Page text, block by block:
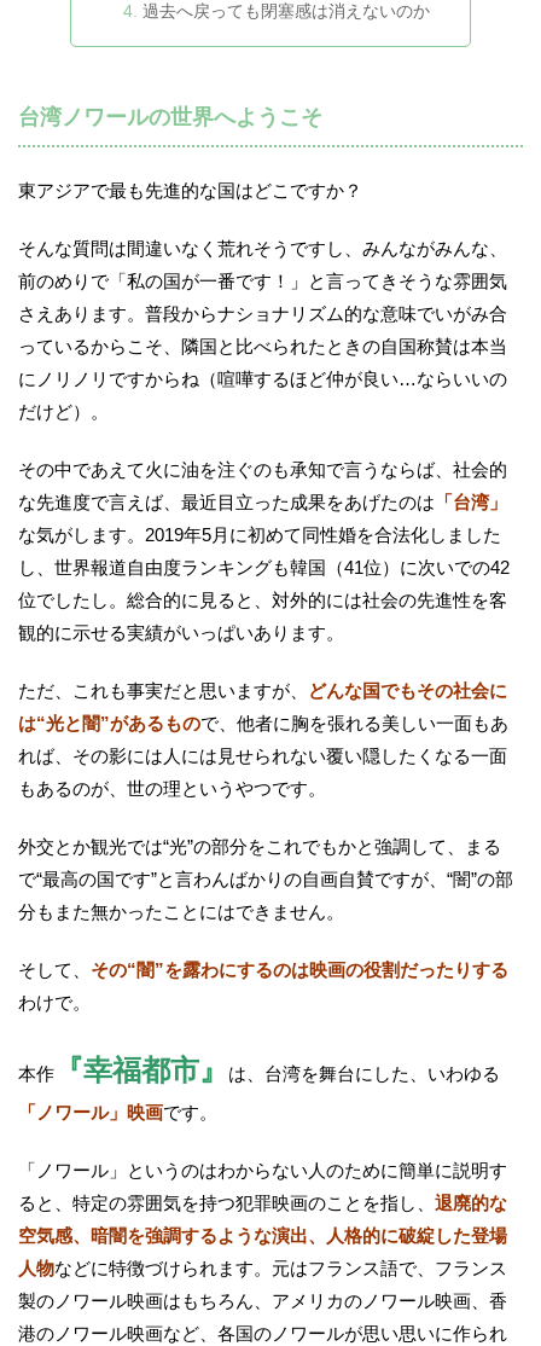
過去へ戻っても閉塞感は消えないのか
台湾ノワールの世界へようこそ
東アジアで最も先進的な国はどこですか？
そんな質問は間違いなく荒れそうですし、みんながみんな、
前のめりで「私の国が一番です！」と言ってきそうな雰囲気
さえあります。普段からナショナリズム的な意味でいがみ合
っているからこそ、隣国と比べられたときの自国称賛は本当
にノリノリですからね（喧嘩するほど仲が良い…ならいいの
だけど）。
その中であえて火に油を注ぐのも承知で言うならば、社会的
な先進度で言えば、最近目立った成果をあげたのは 「台湾」
な気がします。2019年5月に初めて同性婚を合法化しました
し、世界報道自由度ランキングも韓国（41位）に次いでの42
位でしたし。総合的に見ると、対外的には社会の先進性を客
観的に示せる実績がいっぱいあります。
ただ、これも事実だと思いますが、
どんな国でもその社会に
は“光と闇”があるもので、他者に胸を張れる美しい一面もあ
れば、その影には人には見せられない覆い隠したくなる一面
もあるのが、世の理というやつです。
外交とか観光では“光”の部分をこれでもかと強調して、まる
で“最高の国です”と言わんばかりの自画自賛ですが、“闇”の部
分もまた無かったことにはできません。
そして、 その“闇”を露わにするのは映画の役割だったりする
わけで。
本作 『幸福都市』
は、台湾を舞台にした、いわゆる
「ノワール」映画です。
「ノワール」というのはわからない人のために簡単に説明す
ると、特定の雰囲気を持つ犯罪映画のことを指し、 退廃的な
空気感、暗闇を強調するような演出、人格的に破綻した登場
人物などに特徴づけられます。元はフランス語で、フランス
製のノワール映画はもちろん、アメリカのノワール映画、香
港のノワール映画など、各国のノワールが思い思いに作られ